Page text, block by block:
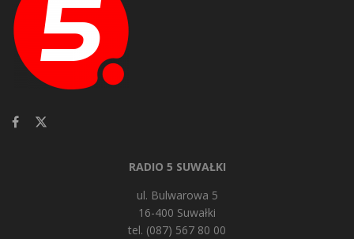
RADIO 5 SUWAŁKI
ul. Bulwarowa 5
16-400 Suwałki
tel. (087) 567 80 00